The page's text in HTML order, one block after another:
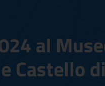
al
Castello di